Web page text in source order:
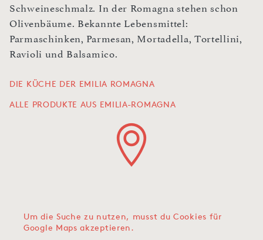
Schweineschmalz. In der Romagna stehen schon
Olivenbäume. Bekannte Lebensmittel:
Parmaschinken, Parmesan, Mortadella, Tortellini,
Ravioli und Balsamico.
DIE KÜCHE DER EMILIA ROMAGNA
ALLE PRODUKTE AUS EMILIA-ROMAGNA
Um die Suche zu nutzen, musst du Cookies für
Google Maps akzeptieren.